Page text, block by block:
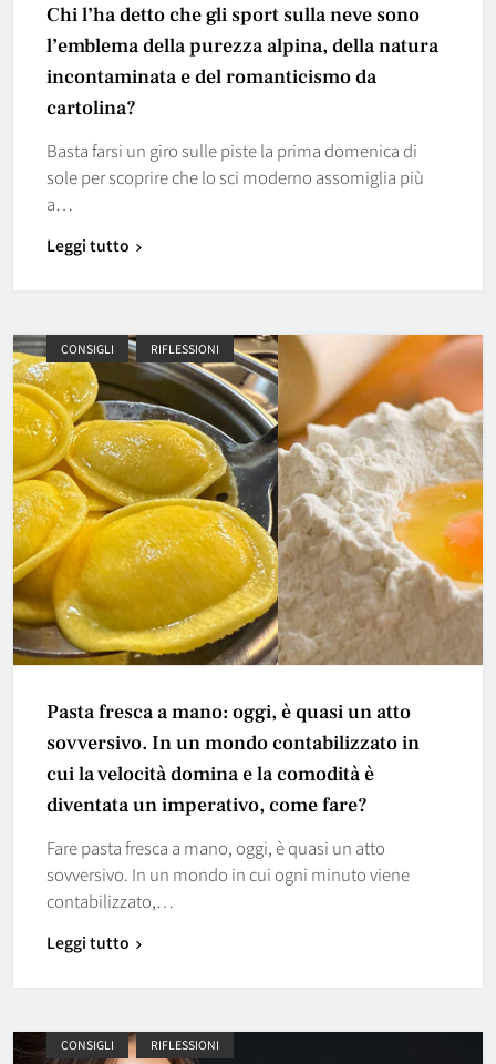
Chi l’ha detto che gli sport sulla neve sono
l’emblema della purezza alpina, della natura
incontaminata e del romanticismo da
cartolina?
Basta farsi un giro sulle piste la prima domenica di
sole per scoprire che lo sci moderno assomiglia più
a…
Leggi tutto
CONSIGLI RIFLESSIONI
Pasta fresca a mano: oggi, è quasi un atto
sovversivo. In un mondo contabilizzato in
cui la velocità domina e la comodità è
diventata un imperativo, come fare?
Fare pasta fresca a mano, oggi, è quasi un atto
sovversivo. In un mondo in cui ogni minuto viene
contabilizzato,…
Leggi tutto
CONSIGLI RIFLESSIONI